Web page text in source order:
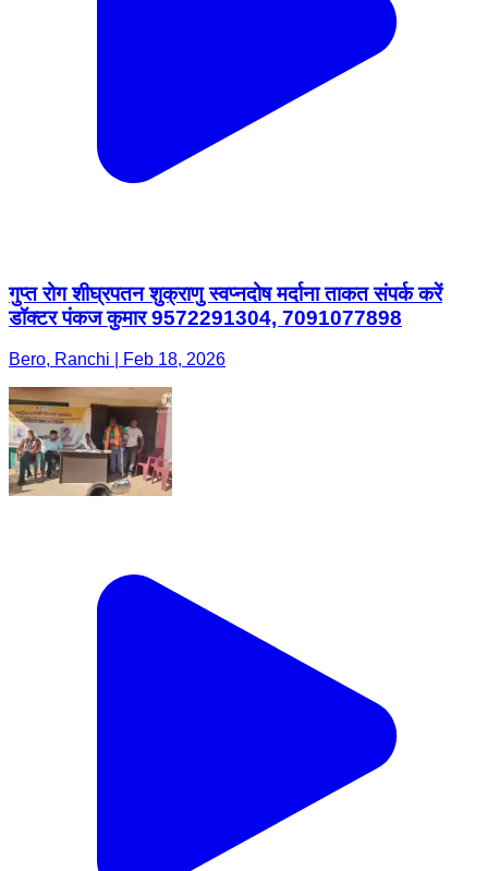
गुप्त रोग शीघ्रपतन शुक्राणु स्वप्नदोष मर्दाना ताकत संपर्क करें
डॉक्टर पंकज कुमार 9572291304, 7091077898
Bero, Ranchi | Feb 18, 2026